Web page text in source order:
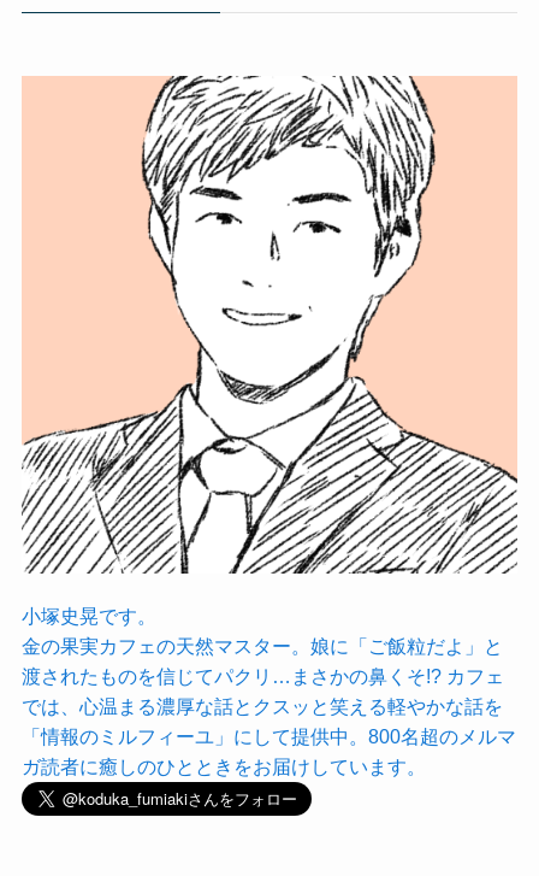
小塚史晃です。
金の果実カフェの天然マスター。娘に「ご飯粒だよ」と
渡されたものを信じてパクリ…まさかの鼻くそ!? カフェ
では、心温まる濃厚な話とクスッと笑える軽やかな話を
「情報のミルフィーユ」にして提供中。800名超のメルマ
ガ読者に癒しのひとときをお届けしています。